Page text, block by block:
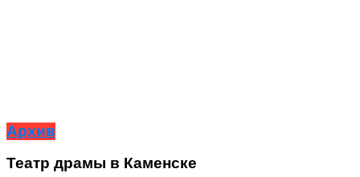
Архив
Театр драмы в Каменске